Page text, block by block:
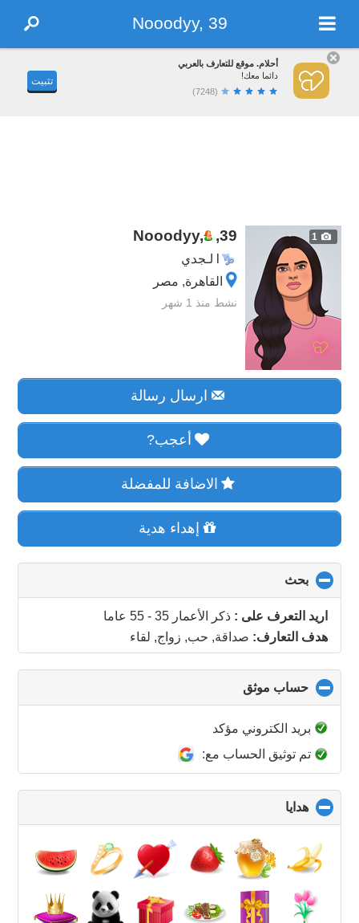
Nooodyy, 39
أحلام. موقع للتعارف بالعربي
دائما معك!
(7248)
تثبيت
1
Nooodyy, ,39
الجدي
القاهرة, مصر
نشط منذ 1 شهر
ارسال رسالة
أعجب?
الاضافة للمفضلة
إهداء هدية
بحث
to
collapse
contents
اريد التعرف على :ذكر الأعمار 35 - 55 عاما
هدف التعارف: صداقة, حب, زواج, لقاء
حساب موثق
to
contents
بريد الكتروني مؤكد
تم توثيق الحساب مع:
هدايا
to
collapse
contents